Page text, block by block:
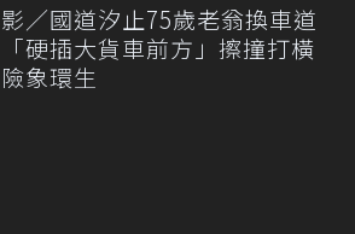
影／國道汐止75歲老翁換車道
「硬插大貨車前方」擦撞打橫
險象環生